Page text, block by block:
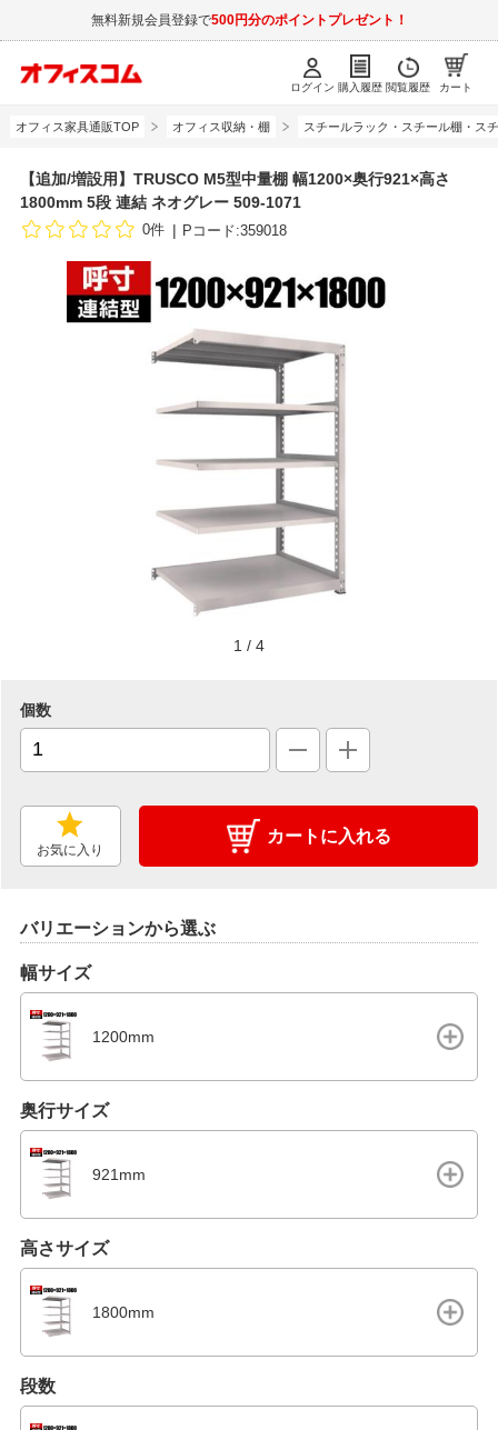
無料新規会員登録で500円分のポイントプレゼント！
ログイン 購入履歴 閲覧履歴 カート
オフィス家具通販TOP オフィス収納・棚 スチールラック・スチール棚・ス
【追加/増設用】TRUSCO M5型中量棚 幅1200×奥行921×高さ
1800mm 5段 連結 ネオグレー 509-1071
0件 Pコード:359018
1 / 4
個数
お気に入り
カートに入れる
バリエーションから選ぶ
幅サイズ
1200mm
奥行サイズ
921mm
高さサイズ
1800mm
段数